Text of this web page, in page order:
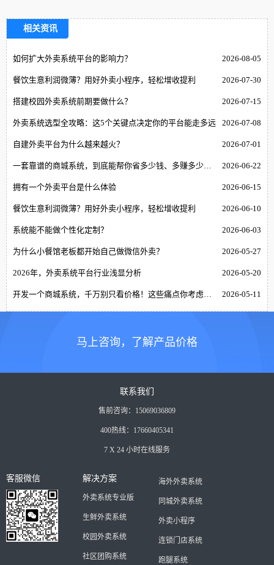
相关资讯
2026-08-05
如何扩大外卖系统平台的影响力？
2026-07-30
餐饮生意利润微薄？用好外卖小程序，轻松增收提利
2026-07-15
搭建校园外卖系统前期要做什么？
2026-07-08
外卖系统选型全攻略：这5个关键点决定你的平台能走多远
2026-07-01
自建外卖平台为什么越来越火？
2026-06-22
2026-06-15
拥有一个外卖平台是什么体验
2026-06-10
餐饮生意利润微薄？用好外卖小程序，轻松增收提利
2026-06-03
系统能不能做个性化定制？
2026-05-27
为什么小餐馆老板都开始自己做微信外卖？
2026-05-20
2026年，外卖系统平台行业浅显分析
2026-05-11
马上咨询，了解产品价格
联系我们
售前咨询：15069036809
400热线：17660405341
7 X 24 小时在线服务
客服微信 解决方案
外卖系统专业版
生鲜外卖系统
校园外卖系统
社区团购系统
海外外卖系统
同城外卖系统
外卖小程序
连锁门店系统
跑腿系统